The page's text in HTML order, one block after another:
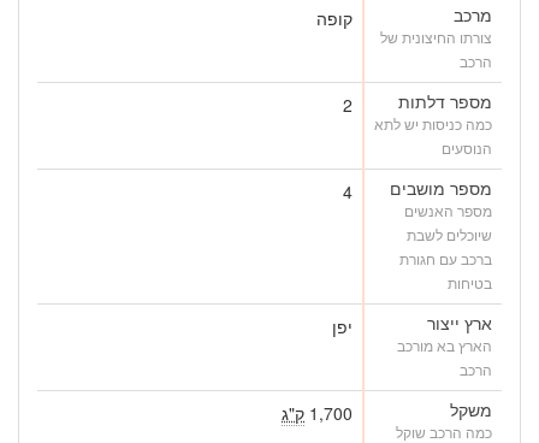
מרכב
צורתו החיצונית של
הרכב
קופה
מספר דלתות
כמה כניסות יש לתא
הנוסעים
2
מספר מושבים
מספר האנשים
שיוכלים לשבת
ברכב עם חגורת
בטיחות
4
ארץ ייצור
הארץ בא מורכב
הרכב
יפן
משקל
כמה הרכב שוקל
1,700 ק"ג